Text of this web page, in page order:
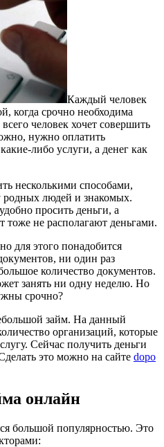
Каждый человек
когда срочно необходима
человек хочет совершить
нужно оплатить
либо услуги, а денег как
несколькими способами,
родных людей и знакомых.
просить деньги, а
не располагают деньгами.
для этого понадобится
ни один раз
количество документов.
занять ни одну неделю. Но
срочно?
займ. На данный
организаций, которые
Сейчас получить деньги
это можно на сайте dopo
онлайн
большой популярностью. Это